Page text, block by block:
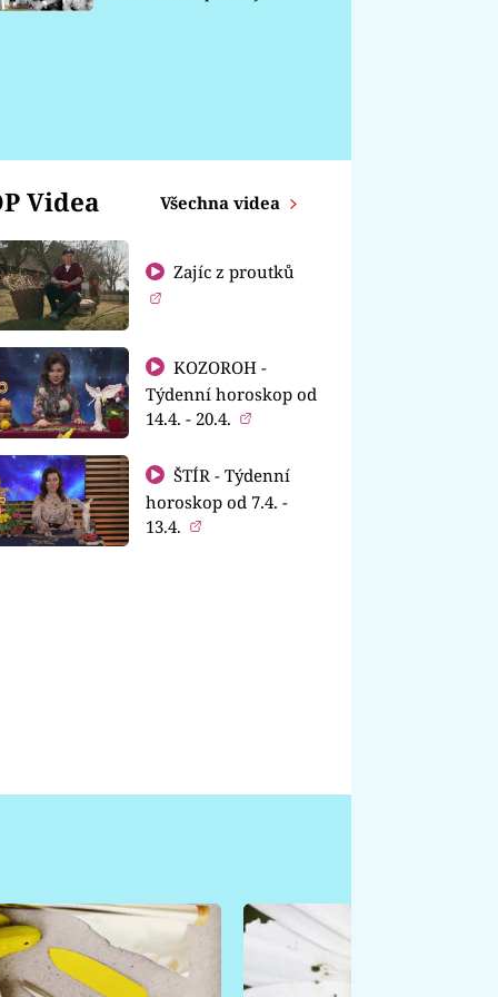
Videa Všechna videa
Zajíc z proutků
KOZOROH -
Týdenní horoskop od
14.4. - 20.4.
ŠTÍR - Týdenní
horoskop od 7.4. -
13.4.